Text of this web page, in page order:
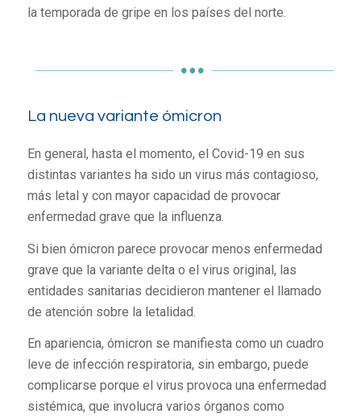
la temporada de gripe en los países del norte.
La nueva variante ómicron
En general, hasta el momento, el Covid-19 en sus
distintas variantes ha sido un virus más contagioso,
más letal y con mayor capacidad de provocar
enfermedad grave que la influenza.
Si bien ómicron parece provocar menos enfermedad
grave que la variante delta o el virus original, las
entidades sanitarias decidieron mantener el llamado
de atención sobre la letalidad.
En apariencia, ómicron se manifiesta como un cuadro
leve de infección respiratoria, sin embargo, puede
complicarse porque el virus provoca una enfermedad
sistémica, que involucra varios órganos como